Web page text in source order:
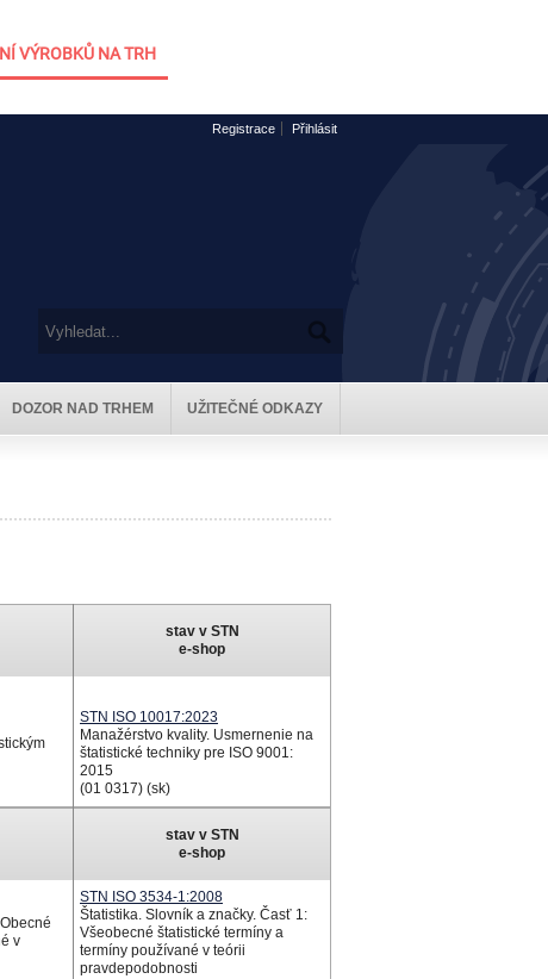
VÝROBKŮ NA TRH
Registrace Přihlásit
DOZOR NAD TRHEM UŽITEČNÉ ODKAZY
stav v STN
e-shop
STN ISO 10017:2023
Manažérstvo kvality. Usmernenie na
štatistické techniky pre ISO 9001:
2015
(01 0317) (sk)
stav v STN
e-shop
v
STN ISO 3534-1:2008
Štatistika. Slovník a značky. Časť 1:
Všeobecné štatistické termíny a
termíny používané v teórii
pravdepodobnosti